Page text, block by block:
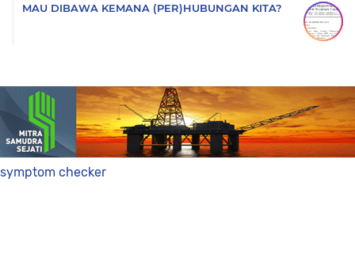
MAU DIBAWA KEMANA (PER)HUBUNGAN KITA?
symptom checker